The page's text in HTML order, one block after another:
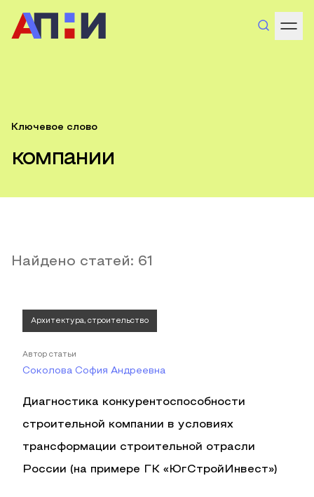
Ключевое слово
компании
Найдено статей: 61
Архитектура, строительство
Автор статьи
Соколова София Андреевна
Диагностика конкурентоспособности
строительной компании в условиях
трансформации строительной отрасли
России (на примере ГК «ЮгСтройИнвест»)